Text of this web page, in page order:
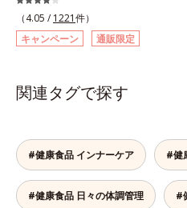
きかえるだけで簡単にカロリーを抑
えつつ、果実のいいところをまるご
と使って栄養バランスUP。食物繊
なダイエットを後押しします。さら
い栄養、空腹具合に合わせて食べ方
のアレンジは自由自在！自然な果実
の味を活かした美味しさで、ハッピ
ーなダイエットを目指します。* ビ
（4.05 / 1221件）
キャンペーン
通販限定
関連タグで探す
#健康食品 インナーケア #健
#健康食品 日々の体調管理 #